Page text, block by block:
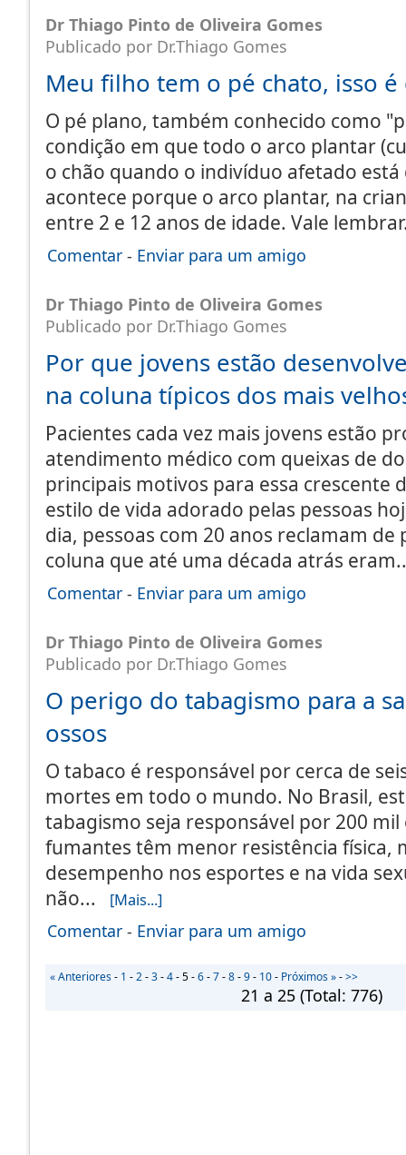
Dr Thiago Pinto de Oliveira Gomes
Publicado por Dr.Thiago Gomes
Meu filho tem o pé chato, isso é
O pé plano, também conhecido como
condição em que todo o arco plantar
o chão quando o indivíduo afetado está
acontece porque o arco plantar, na
entre 2 e 12 anos de idade. Vale
Comentar - Enviar para um amigo
Dr Thiago Pinto de Oliveira Gomes
Publicado por Dr.Thiago Gomes
Por que jovens estão
na coluna típicos dos mais
Pacientes cada vez mais jovens estão
atendimento médico com queixas de
principais motivos para essa crescente
estilo de vida adorado pelas pessoas
dia, pessoas com 20 anos reclamam de
coluna que até uma década atrás
Comentar - Enviar para um amigo
Dr Thiago Pinto de Oliveira Gomes
Publicado por Dr.Thiago Gomes
O perigo do tabagismo para a
ossos
O tabaco é responsável por cerca de
mortes em todo o mundo. No Brasil,
tabagismo seja responsável por 200 mil
fumantes têm menor resistência física,
desempenho nos esportes e na vida
não...
[Mais...]
Comentar - Enviar para um amigo
« Anteriores- 1 -2-3-4-5-6-7-8-9- 10- Próximos »->>
21 a 25 (Total: 776)